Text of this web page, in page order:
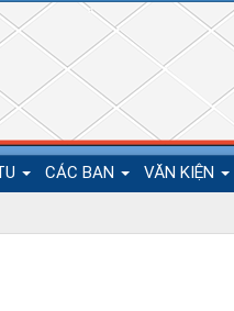
CÁC BAN VĂN KIỆN